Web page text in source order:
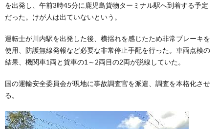
を出発し、午前3時45分に鹿児島貨物ターミナル駅へ到着する予定
だった。けが人は出ていないという。
運転士が川内駅を出発した後、横揺れを感じたため非常ブレーキを
使用、防護無線発報など必要な非常停止手配を行った。車両点検の
結果、機関車1両と貨車の1～2両目の2両が脱線していた。
国の運輸安全委員会が現地に事故調査官を派遣、調査を本格化させ
る。